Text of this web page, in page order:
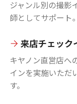
ジャンル別の撮影
師としてサポート。
来店チェック
キヤノン直営店へ
インを実施いただ
す。